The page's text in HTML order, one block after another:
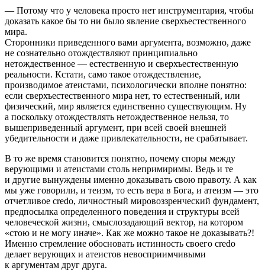
— Потому что у человека просто нет инструментария, чтобы
доказать какое бы то ни было явление сверхъестественного
мира.
Сторонники приведенного вами аргумента, возможно, даже
не сознательно отождествляют принципиально
нетождественное — естественную и сверхъестественную
реальности. Кстати, само такое отождествление,
производимое атеистами, психологически вполне понятно:
если сверхъестественного мира нет, то естественный, или
физический, мир является единственно существующим. Ну
а поскольку отождествлять нетождественное нельзя, то
вышеприведенный аргумент, при всей своей внешней
убедительности и даже привлекательности, не срабатывает.
В то же время становится понятно, почему споры между
верующими и атеистами столь непримиримы. Ведь и те
и другие вынуждены именно доказывать свою правоту. А как
мы уже говорили, и теизм, то есть вера в Бога, и атеизм — это
отчетливое credo, личностный мировоззренческий фундамент,
предпосылка определенного поведения и структуры всей
человеческой жизни, смыслозадающий вектор, на котором
«стою и не могу иначе». Как же можно такое не доказывать?!
Именно стремление обосновать истинность своего credo
делает верующих и атеистов невосприимчивыми
к аргументам друг друга.